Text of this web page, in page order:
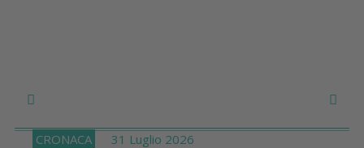
CRONACA 31 Luglio 2026